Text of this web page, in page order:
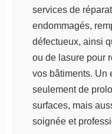
services de
endommagés,
défectueux, ainsi
ou de lasure pour
vos bâtiments. Un
seulement de
surfaces, mais
soignée et